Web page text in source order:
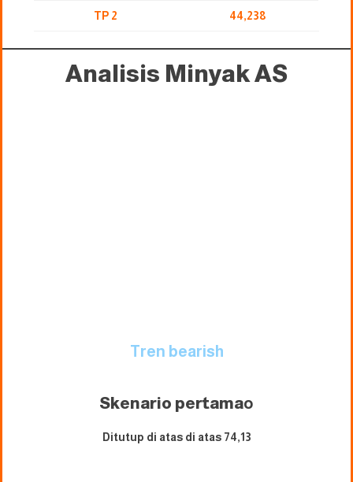
TP 2 44,238
Analisis Minyak AS
Tren bearish
Skenario pertamao
Ditutup di atas di atas 74,13